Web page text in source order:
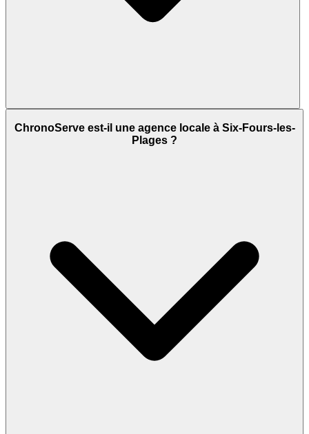
ChronoServe est-il une agence locale à Six-Fours-les-
Plages ?